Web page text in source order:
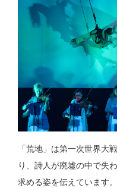
「荒地」は第一次世界大
り、詩人が廃墟の中で失
求める姿を伝えています